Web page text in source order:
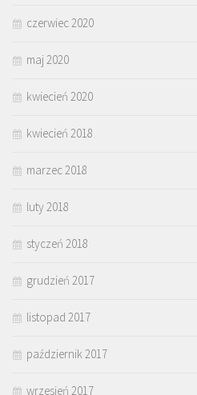
czerwiec 2020
maj 2020
kwiecień 2020
kwiecień 2018
marzec 2018
luty 2018
styczeń 2018
grudzień 2017
listopad 2017
październik 2017
wrzesień 2017